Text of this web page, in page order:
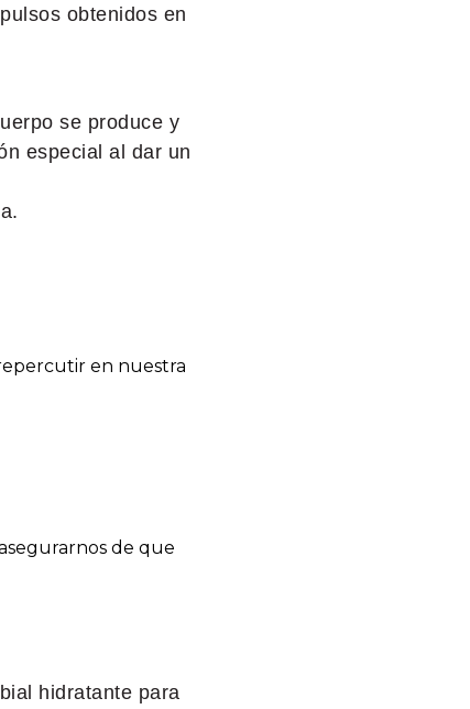
obtenidos en
se produce y
especial al dar un
en nuestra
de que
hidratante para